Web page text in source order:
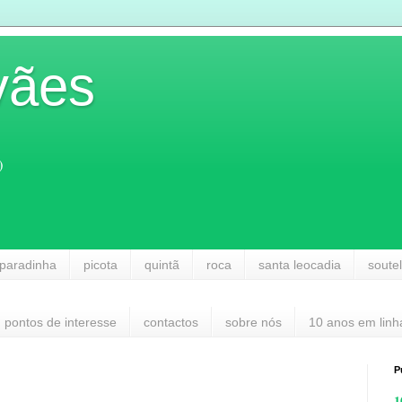
picota quintã roca santa leocadia
pontos de interesse contactos sobre nós 10 anos em